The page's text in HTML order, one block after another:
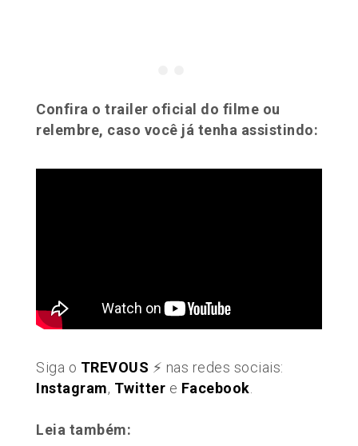
Confira o trailer oficial do filme ou
relembre, caso você já tenha assistindo:
Siga o TREVOUS ⚡️ nas redes sociais:
Instagram, Twitter e Facebook.
Leia também: